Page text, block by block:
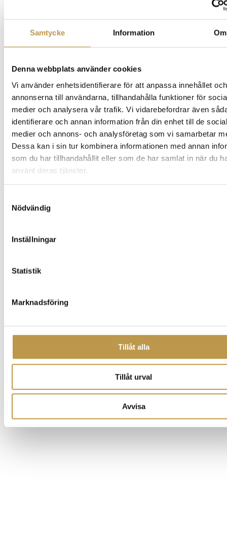
Samtycke Information Om
Denna webbplats använder cookies
Vi använder enhetsidentifierare för att anpassa innehållet och
annonserna till användarna, tillhandahålla funktioner för
medier och analysera vår trafik. Vi vidarebefordrar även
identifierare och annan information från din enhet till de
medier och annons- och analysföretag som vi samarbetar
Dessa kan i sin tur kombinera informationen med annan
som du har tillhandahållit eller som de har samlat in när du
använt deras tjänster.
Nödvändig
Inställningar
Statistik
Marknadsföring
Tillåt alla
Tillåt urval
Avvisa